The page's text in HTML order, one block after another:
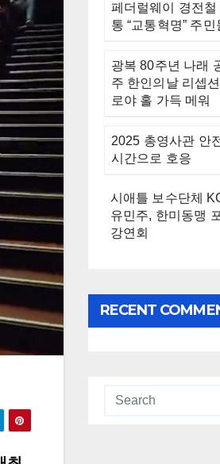
페더럴웨이 경전철
통 “교통혁명” 주민
광복 80주년 나래
주 한인의날 리셉
로야 홀 가득 메워
2025 총영사관 안
시간으로 호응
시애틀 보수단체
유민주, 한미동맹
강연회
RECENT